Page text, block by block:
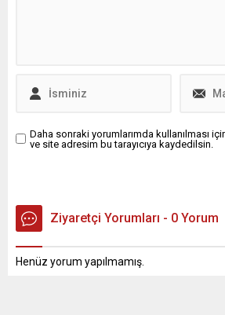
Daha sonraki yorumlarımda kullanılması
ve site adresim bu tarayıcıya kaydedilsin.
Ziyaretçi Yorumları - 0 Yorum
Henüz yorum yapılmamış.